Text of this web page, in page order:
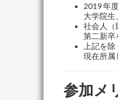
2019 年
大学院
社会人（
第二新卒
上記を
現在所属
参加メ